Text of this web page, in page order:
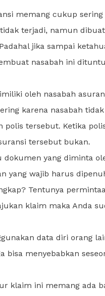
memang cukup sering
terjadi, namun
jika sampai
nasabah ini
oleh nasabah
karena nasabah
polis tersebut. Ketika
tersebut bukan.
yang diminta
yang wajib harus
Tentunya
klaim maka Anda
data diri orang
bisa menyebabkan
klaim ini memang ada